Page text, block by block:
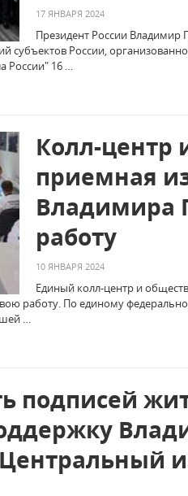
17 ЯНВАРЯ 2024
Президент России Владимир
субъектов России,
России" 16 …
Колл-центр
приемная
Владимира
работу
10 ЯНВАРЯ 2024
Единый колл-центр и
работу. По единому
…
подписей